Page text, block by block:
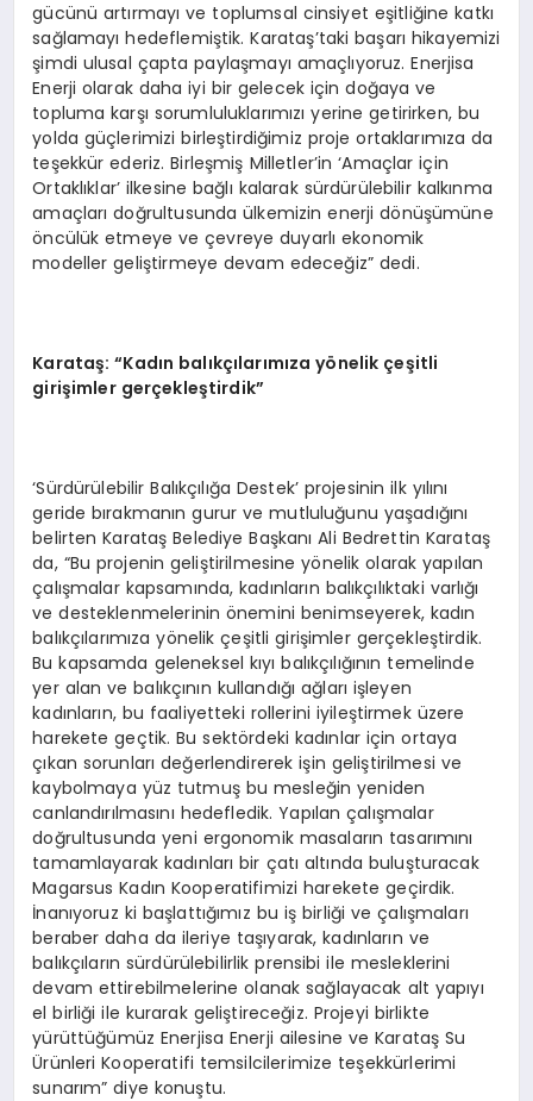
gücünü artırmayı ve toplumsal cinsiyet eşitliğine katkı
sağlamayı hedeflemiştik. Karataş’taki başarı hikayemizi
şimdi ulusal çapta paylaşmayı amaçlıyoruz. Enerjisa
Enerji olarak daha iyi bir gelecek için doğaya ve
topluma karşı sorumluluklarımızı yerine getirirken, bu
yolda güçlerimizi birleştirdiğimiz proje ortaklarımıza da
teşekkür ederiz. Birleşmiş Milletler’in ‘Amaçlar için
Ortaklıklar’ ilkesine bağlı kalarak sürdürülebilir kalkınma
amaçları doğrultusunda ülkemizin enerji dönüşümüne
öncülük etmeye ve çevreye duyarlı ekonomik
modeller geliştirmeye devam edeceğiz” dedi.
Karataş: “Kadın balıkçılarımıza yönelik çeşitli
girişimler gerçekleştirdik”
‘Sürdürülebilir Balıkçılığa Destek’ projesinin ilk yılını
geride bırakmanın gurur ve mutluluğunu yaşadığını
belirten Karataş Belediye Başkanı Ali Bedrettin Karataş
da, “Bu projenin geliştirilmesine yönelik olarak yapılan
çalışmalar kapsamında, kadınların balıkçılıktaki varlığı
ve desteklenmelerinin önemini benimseyerek, kadın
balıkçılarımıza yönelik çeşitli girişimler gerçekleştirdik.
Bu kapsamda geleneksel kıyı balıkçılığının temelinde
yer alan ve balıkçının kullandığı ağları işleyen
kadınların, bu faaliyetteki rollerini iyileştirmek üzere
harekete geçtik. Bu sektördeki kadınlar için ortaya
çıkan sorunları değerlendirerek işin geliştirilmesi ve
kaybolmaya yüz tutmuş bu mesleğin yeniden
canlandırılmasını hedefledik. Yapılan çalışmalar
doğrultusunda yeni ergonomik masaların tasarımını
tamamlayarak kadınları bir çatı altında buluşturacak
Magarsus Kadın Kooperatifimizi harekete geçirdik.
İnanıyoruz ki başlattığımız bu iş birliği ve çalışmaları
beraber daha da ileriye taşıyarak, kadınların ve
balıkçıların sürdürülebilirlik prensibi ile mesleklerini
devam ettirebilmelerine olanak sağlayacak alt yapıyı
el birliği ile kurarak geliştireceğiz. Projeyi birlikte
yürüttüğümüz Enerjisa Enerji ailesine ve Karataş Su
Ürünleri Kooperatifi temsilcilerimize teşekkürlerimi
sunarım” diye konuştu.